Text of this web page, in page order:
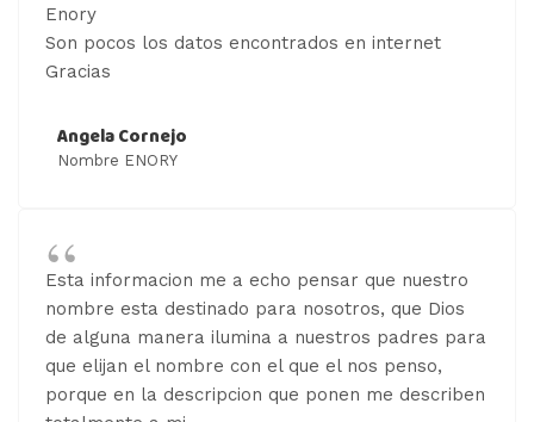
Enory
Son pocos los datos encontrados en internet
Gracias
Angela Cornejo
Nombre ENORY
Esta informacion me a echo pensar que nuestro
nombre esta destinado para nosotros, que Dios
de alguna manera ilumina a nuestros padres para
que elijan el nombre con el que el nos penso,
porque en la descripcion que ponen me describen